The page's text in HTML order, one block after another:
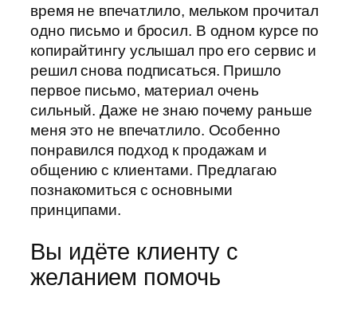
время не впечатлило, мельком прочитал
одно письмо и бросил. В одном курсе по
копирайтингу услышал про его сервис и
решил снова подписаться. Пришло
первое письмо, материал очень
сильный. Даже не знаю почему раньше
меня это не впечатлило. Особенно
понравился подход к продажам и
общению с клиентами. Предлагаю
познакомиться с основными
принципами.
Вы идёте клиенту с
желанием помочь